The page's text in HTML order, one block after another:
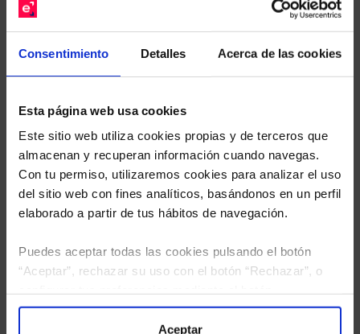
Consentimiento Detalles Acerca de las cookies
Esta página web usa cookies
Este sitio web utiliza cookies propias y de terceros que
almacenan y recuperan información cuando navegas.
Con tu permiso, utilizaremos cookies para analizar el uso
del sitio web con fines analíticos, basándonos en un perfil
elaborado a partir de tus hábitos de navegación.
Puedes aceptar todas las cookies pulsando el botón
“Aceptar”, rechazar su uso con el botón “Rechazar”, o
“Configuración”. Consulta nuestraPolítica
para más información.
Aceptar
Descárguese el archivo
e indíquenos los ISINs de
estudio gratuito de sus alternativas de Clases
Limpias con las que podrá ahorrar en sus costes.